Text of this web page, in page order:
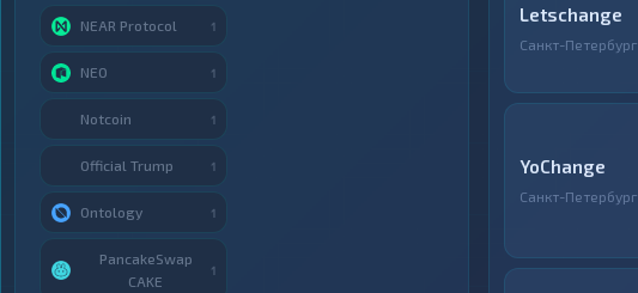
Letschange
Санкт-Петербург
YoChange
Санкт-Петербург
NEAR Protocol 1
NEO 1
Notcoin 1
Official Trump 1
Ontology 1
PancakeSwap
CAKE
1